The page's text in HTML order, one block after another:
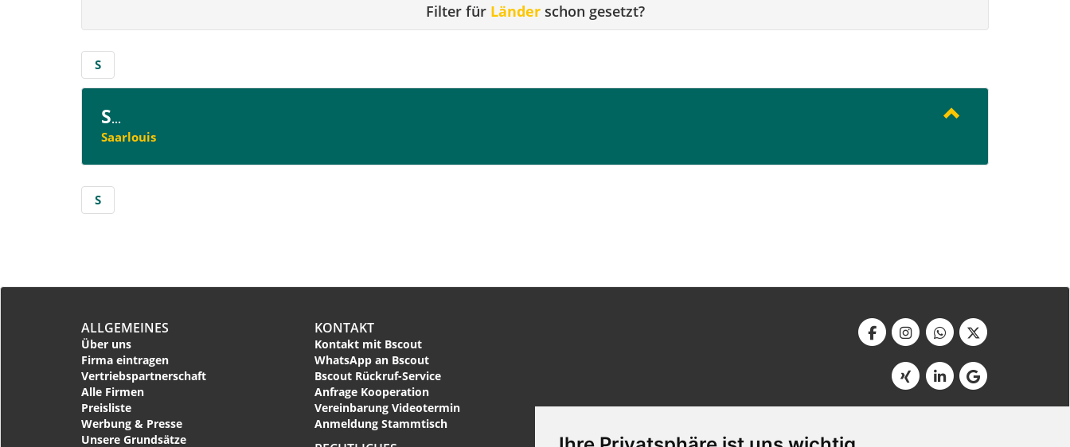
Filter für Länderschon gesetzt?
S
S...
Saarlouis
S
ALLGEMEINES
Über uns
Firma eintragen
Vertriebspartnerschaft
Alle Firmen
Preisliste
Werbung & Presse
Unsere Grundsätze
KONTAKT
Kontakt mit Bscout
WhatsApp an Bscout
Bscout Rückruf-Service
Anfrage Kooperation
Vereinbarung Videotermin
Anmeldung Stammtisch